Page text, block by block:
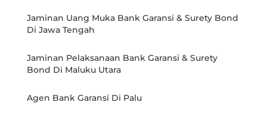
Jaminan Uang Muka Bank Garansi & Surety Bond
Di Jawa Tengah
Jaminan Pelaksanaan Bank Garansi & Surety
Bond Di Maluku Utara
Agen Bank Garansi Di Palu